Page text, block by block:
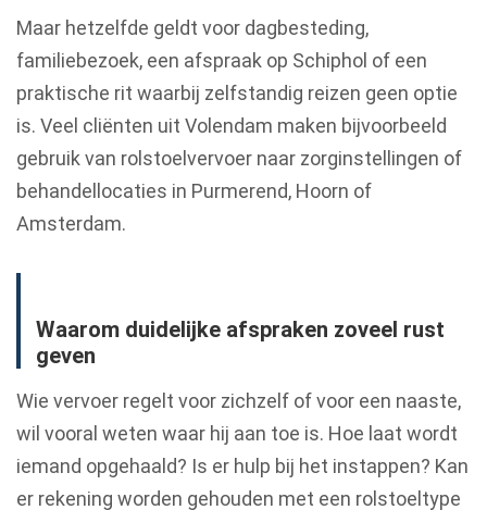
Maar hetzelfde geldt voor dagbesteding,
familiebezoek, een afspraak op Schiphol of een
praktische rit waarbij zelfstandig reizen geen optie
is. Veel cliënten uit Volendam maken bijvoorbeeld
gebruik van rolstoelvervoer naar zorginstellingen of
behandellocaties in Purmerend, Hoorn of
Amsterdam.
Waarom duidelijke afspraken zoveel rust
geven
Wie vervoer regelt voor zichzelf of voor een naaste,
wil vooral weten waar hij aan toe is. Hoe laat wordt
iemand opgehaald? Is er hulp bij het instappen? Kan
er rekening worden gehouden met een rolstoeltype